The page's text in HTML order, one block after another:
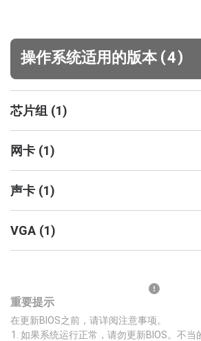
操作系统适用的版本 (4)
芯片组 (1)
网卡 (1)
声卡 (1)
VGA (1)
重要提示
在更新BIOS之前，请详阅注意事项。
如果系统运行正常，请勿更新BIOS。不当